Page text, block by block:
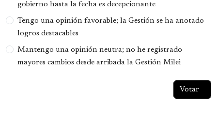
gobierno hasta la fecha es decepcionante
Tengo una opinión favorable; la Gestión se ha anotado
logros destacables
Mantengo una opinión neutra; no he registrado
mayores cambios desde arribada la Gestión Milei